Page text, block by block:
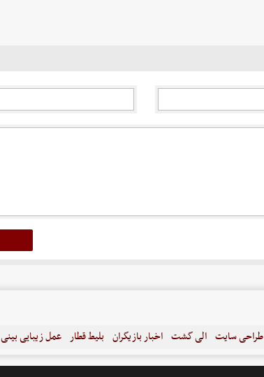
طراحی سایت الی گشت اخبار بازیگران بلیط قطار عمل زیبایی بینی